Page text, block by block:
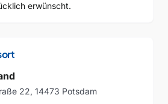
erwünscht.
22, 14473 Potsdam